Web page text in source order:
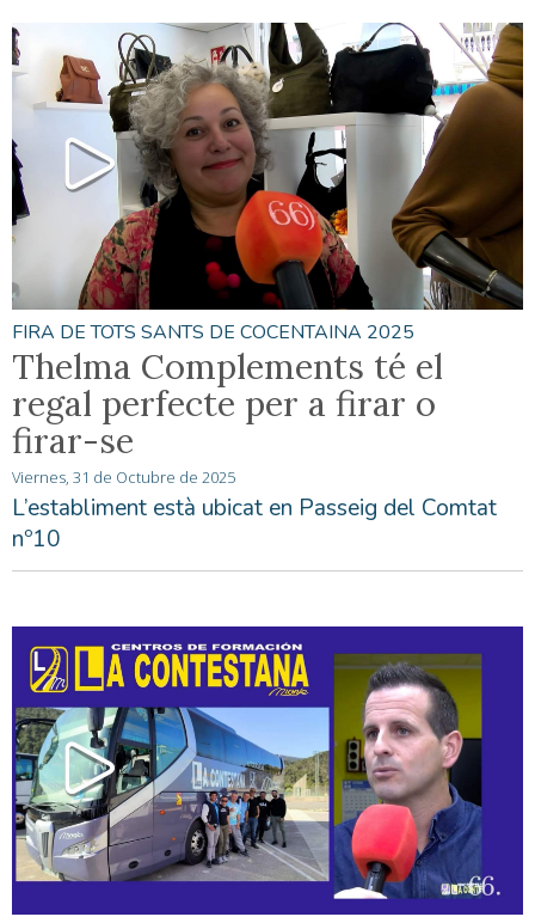
FIRA DE TOTS SANTS DE COCENTAINA 2025
Thelma Complements té el
regal perfecte per a firar o
firar-se
Viernes, 31 de Octubre de 2025
L’establiment està ubicat en Passeig del Comtat
nº10